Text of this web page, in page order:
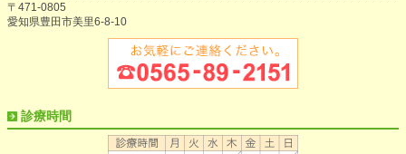
〒471-0805
愛知県豊田市美里6-8-10
診療時間